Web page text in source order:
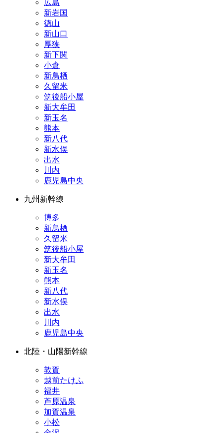
広島
新岩国
徳山
新山口
厚狭
新下関
小倉
新鳥栖
久留米
筑後船小屋
新大牟田
新玉名
熊本
新八代
新水俣
出水
川内
鹿児島中央
九州新幹線
博多
新鳥栖
久留米
筑後船小屋
新大牟田
新玉名
熊本
新八代
新水俣
出水
川内
鹿児島中央
北陸・山陽新幹線
敦賀
越前たけふ
福井
芦原温泉
加賀温泉
小松